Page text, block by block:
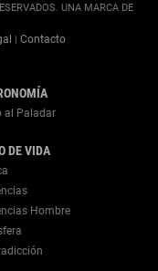
UNA MARCA DE
| Contacto
al Paladar
DE VIDA
Hombre